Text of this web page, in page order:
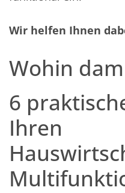
Wir helfen Ihnen
Wohin
6
Ihren